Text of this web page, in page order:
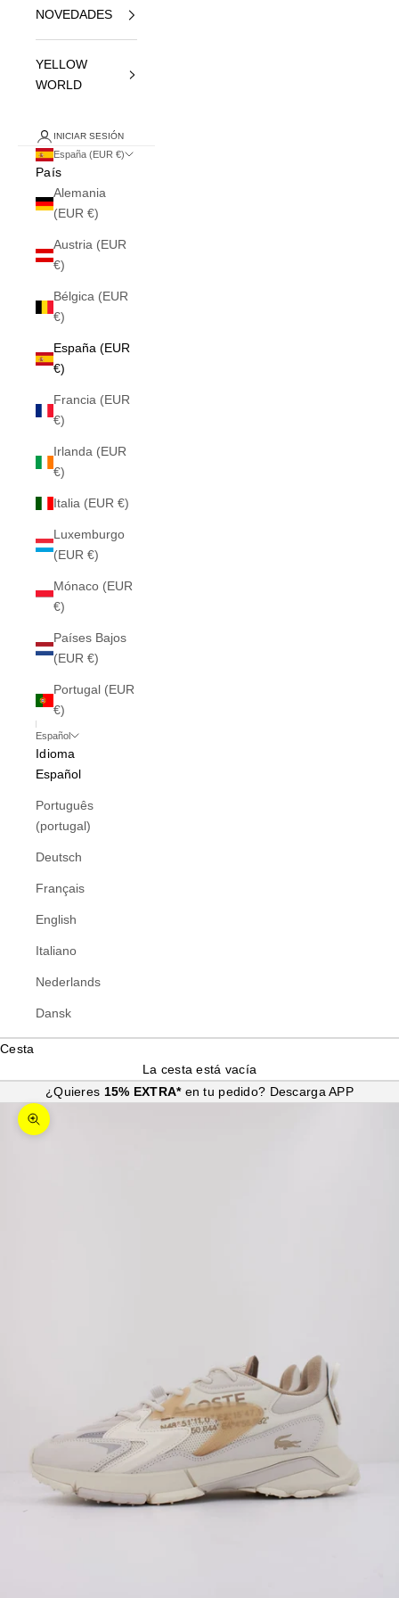
NOVEDADES
YELLOW
WORLD
INICIAR SESIÓN
España (EUR €)
País
Alemania
(EUR €)
Austria (EUR
€)
Bélgica (EUR
€)
España (EUR
€)
Francia (EUR
€)
Irlanda (EUR
€)
Italia (EUR €)
Luxemburgo
(EUR €)
Mónaco (EUR
€)
Países Bajos
(EUR €)
Portugal (EUR
€)
Español
Idioma
Español
Português
(portugal)
Deutsch
Français
English
Italiano
Nederlands
Dansk
Cesta
La cesta está vacía
¿Quieres 15% EXTRA* en tu pedido? Descarga APP
Zoom